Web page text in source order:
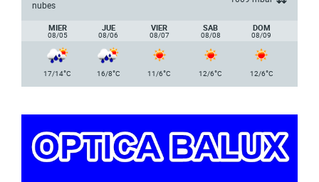
nubes
MIER
08/05
JUE
08/06
VIER
08/07
SAB
08/08
DOM
08/09
17/14°C 16/8°C 11/6°C 12/6°C 12/6°C